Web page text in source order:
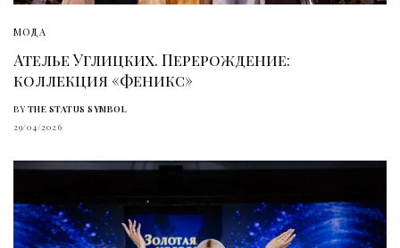
МОДА
Ателье Углицких. Перерождение:
коллекция «Феникс»
BY THE STATUS SYMBOL
29/04/2026